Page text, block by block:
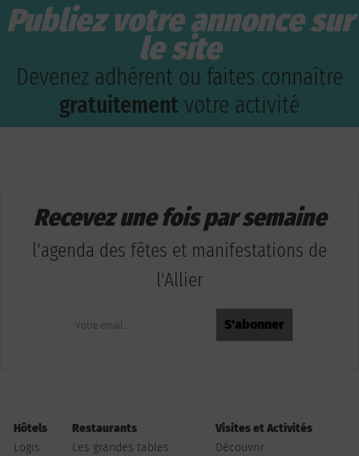
Publiez votre annonce sur
le site
Devenez adhérent ou faites connaître
gratuitement votre activité
Recevez une fois par semaine
l'agenda des fêtes et manifestations de
l'Allier
Hôtels
Logis
Restaurants
Les grandes tables
Visites et Activités
Découvrir